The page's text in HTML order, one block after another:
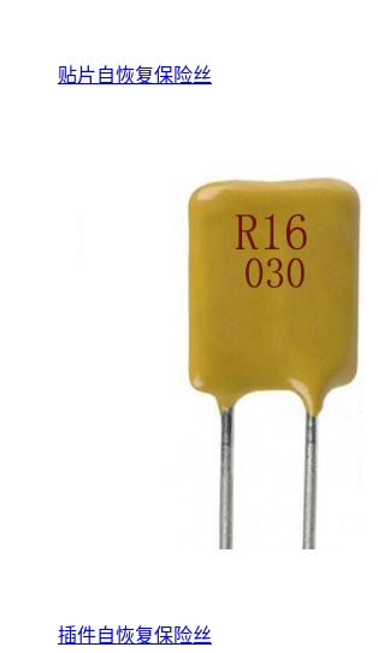
贴片自恢复保险丝
插件自恢复保险丝